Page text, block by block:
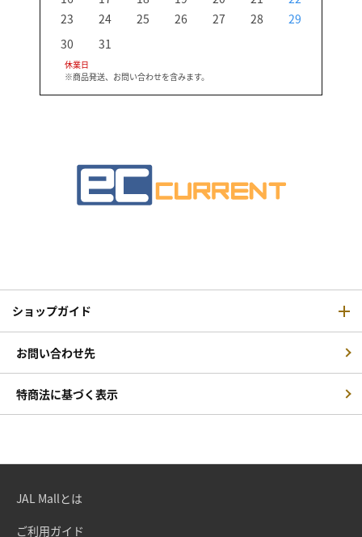
23
24 25 26 27 28
29
30
31
休業日
※商品発送、お問い合わせを含みます。
ショップガイド
お問い合わせ先
特商法に基づく表示
JAL Mallとは
ご利用ガイド